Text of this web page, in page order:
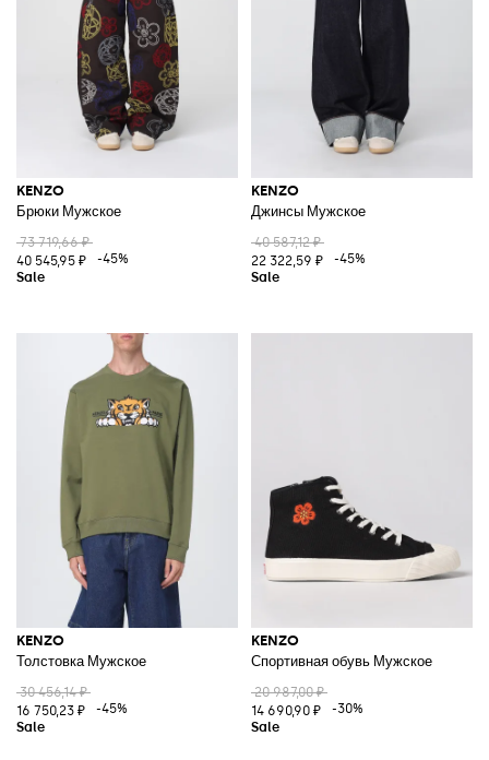
KENZO
Брюки Мужское
73 719,66 ₽
40 545,95 ₽
-45%
KENZO
Джинсы Мужское
40 587,12 ₽
22 322,59 ₽
-45%
KENZO
Толстовка Мужское
30 456,14 ₽
16 750,23 ₽
-45%
KENZO
Спортивная обувь Мужское
20 987,00 ₽
14 690,90 ₽
-30%